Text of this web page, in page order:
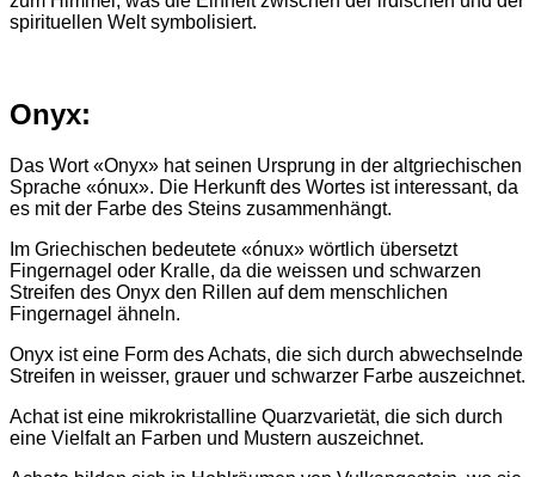
spirituellen Welt symbolisiert.
Onyx:
Das Wort «Onyx» hat seinen Ursprung in der altgriechischen
Sprache «ónux». Die Herkunft des Wortes ist interessant, da
es mit der Farbe des Steins zusammenhängt.
Im Griechischen bedeutete «ónux» wörtlich übersetzt
Fingernagel oder Kralle, da die weissen und schwarzen
Streifen des Onyx den Rillen auf dem menschlichen
Fingernagel ähneln.
Onyx ist eine Form des Achats, die sich durch abwechselnde
Streifen in weisser, grauer und schwarzer Farbe auszeichnet.
Achat ist eine mikrokristalline Quarzvarietät, die sich durch
eine Vielfalt an Farben und Mustern auszeichnet.